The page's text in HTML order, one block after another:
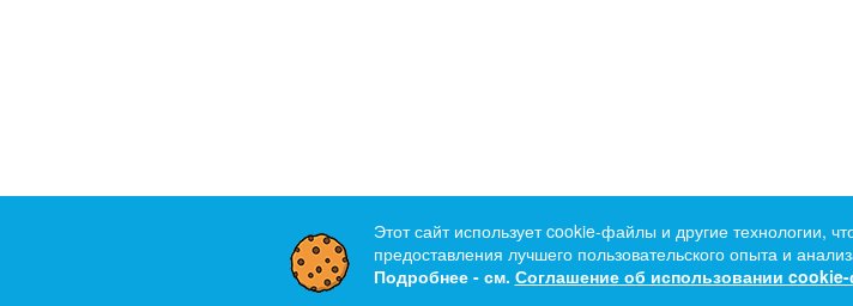
Этот сайт использует cookie-файлы и другие технологии,
предоставления лучшего пользовательского опыта и
Подробнее - см. Соглашение об использовании